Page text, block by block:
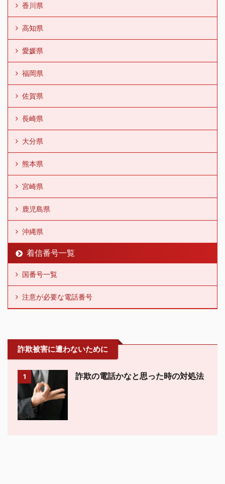
香川県
高知県
愛媛県
福岡県
佐賀県
長崎県
大分県
熊本県
宮崎県
鹿児島県
沖縄県
着信番号一覧
国番号一覧
注意が必要な電話番号
詐欺被害に遭わないために
1 詐欺の電話かなと思った時の対処法